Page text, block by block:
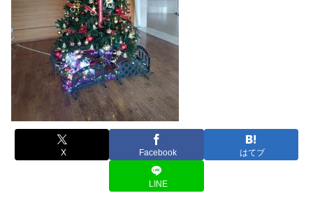
X Facebook はてブ
LINE